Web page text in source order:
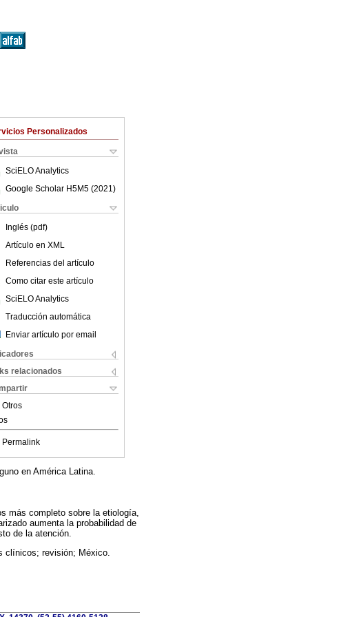
Personalizados
SciELO Analytics
Google Scholar H5M5 (2021 )
Inglés (pdf)
Artículo en XML
Referencias del artículo
Como citar este artículo
SciELO Analytics
Traducción automática
Enviar artículo por email
relacionados
Otros
Permalink
en América Latina.
más completo sobre la etiología,
aumenta la probabilidad de
de la atención.
clínicos; revisión; México.